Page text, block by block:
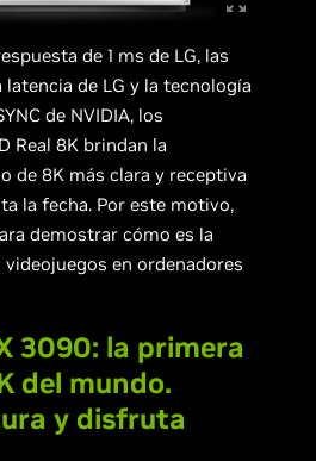
de 1 ms de LG, las
de LG y la tecnología
de NVIDIA, los
Real 8K brindan la
de 8K más clara y receptiva
la fecha. Por este motivo,
demostrar cómo es la
en ordenadores
3090: la primera
del mundo.
y disfruta